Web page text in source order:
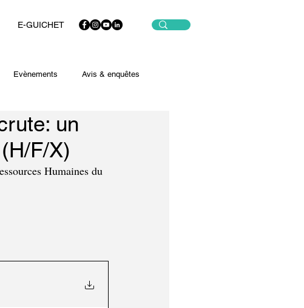
E-GUICHET
Evènements Avis & enquêtes
un
F/X)
Humaines du